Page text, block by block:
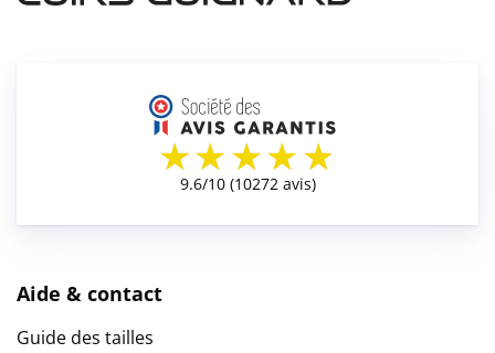
Aide & contact
Guide des tailles